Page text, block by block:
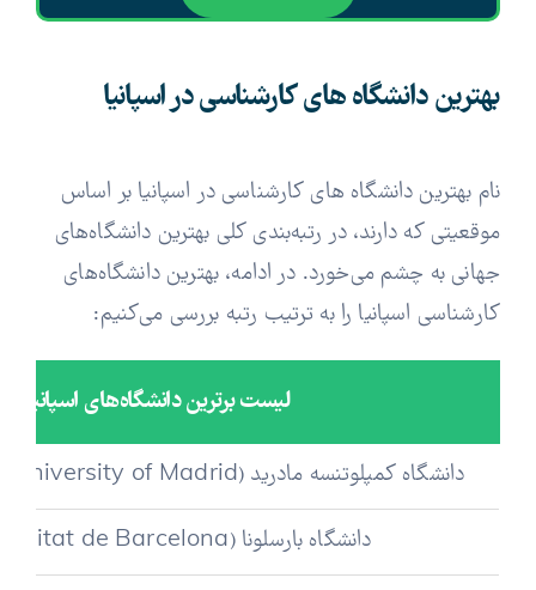
بهترین دانشگاه های کارشناسی در اسپانیا
نام بهترین دانشگاه های کارشناسی در اسپانیا بر اساس
موقعیتی که دارند، در رتبه‌بندی کلی بهترین دانشگاه‌های
جهانی به چشم می‌خورد. در ادامه، بهترین دانشگاه‌های
کارشناسی اسپانیا را به ترتیب رتبه بررسی می‌کنیم:
لیست برترین دانشگاه‌های اسپانیا
دانشگاه کمپلوتنسه مادرید (Complutense University of Madrid)
دانشگاه بارسلونا (Universitat de Barcelona)